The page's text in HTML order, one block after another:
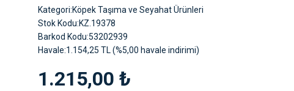
Kategori Köpek Taşıma ve Seyahat Ürünleri
Stok Kodu KZ.19378
Barkod Kodu 53202939
Havale 1.154,25 TL (%5,00 havale indirimi)
1.215,00 ₺